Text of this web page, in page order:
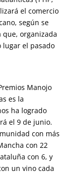
el comercio
según se
organizada
lugar el pasado
Manojo
es la
ha logrado
el 9 de junio.
con más
con 22
con 6, y
un vino cada